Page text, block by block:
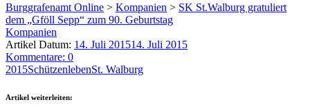
Burggrafenamt Online > Kompanien > SK St.Walburg gratuliert
dem „Gföll Sepp“ zum 90. Geburtstag
Kompanien
Artikel Datum: 14. Juli 201514. Juli 2015
Kommentare: 0
2015SchützenlebenSt. Walburg
Artikel weiterleiten: